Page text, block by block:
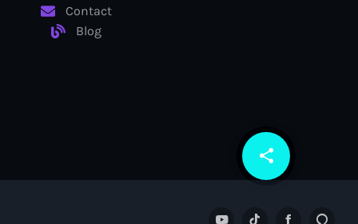
share
email
Contact
Blog